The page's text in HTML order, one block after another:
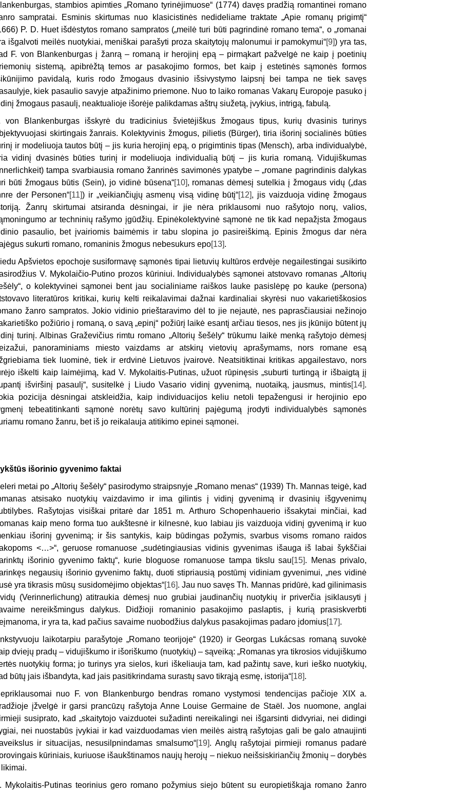
stambios apimties „Romano tyrinėjimuose“ (1774) davęs pradžią romantinei romano
sampratai. Esminis skirtumas nuo klasicistinės nedideliame traktate „Apie romanų prigimtį“
P. D. Huet išdėstytos romano sampratos („meilė turi būti pagrindinė romano tema“, o „romanai
išgalvoti meilės nuotykiai, meniškai parašyti proza skaitytojų malonumui ir pamokymui“[9]) yra tas,
F. von Blankenburgas į žanrą – romaną ir herojinį epą – pirmąkart pažvelgė ne kaip į poetinių
sistemą, apibrėžtą temos ar pasakojimo formos, bet kaip į estetinės sąmonės formos
pavidalą, kuris rodo žmogaus dvasinio išsivystymo laipsnį bei tampa ne tiek savęs
kiek pasaulio savyje atpažinimo priemone. Nuo to laiko romanas Vakarų Europoje pasuko į
žmogaus pasaulį, neaktualioje išorėje palikdamas aštrų siužetą, įvykius, intrigą, fabulą.
von Blankenburgas išskyrė du tradicinius švietėjiškus žmogaus tipus, kurių dvasinis turinys
skirtingais žanrais. Kolektyvinis žmogus, pilietis (Bürger), tiria išorinį socialinės būties
ir modeliuoja tautos būtį – jis kuria herojinį epą, o prigimtinis tipas (Mensch), arba individualybė,
vidinį dvasinės būties turinį ir modeliuoja individualią būtį – jis kuria romaną. Vidujiškumas
tampa svarbiausia romano žanrinės savimonės ypatybe – „romane pagrindinis dalykas
būti žmogaus būtis (Sein), jo vidinė būsena“[10], romanas dėmesį sutelkia į žmogaus vidų („das
der Personen“[11]) ir „veikiančiųjų asmenų visą vidinę būtį“[12], jis vaizduoja vidinę žmogaus
Žanrų skirtumai atsiranda dėsningai, ir jie nėra priklausomi nuo rašytojo norų, valios,
ar techninių rašymo įgūdžių. Epinėkolektyvinė sąmonė ne tik kad nepažįsta žmogaus
pasaulio, bet įvairiomis baimėmis ir tabu slopina jo pasireiškimą. Epinis žmogus dar nėra
sukurti romano, romaninis žmogus nebesukurs epo[13].
Apšvietos epochoje susiformavę sąmonės tipai lietuvių kultūros erdvėje negailestingai susikirto
V. Mykolaičio-Putino prozos kūriniui. Individualybės sąmonei atstovavo romanas „Altorių
o kolektyvinei sąmonei bent jau socialiniame raiškos lauke pasislėpę po kauke (persona)
literatūros kritikai, kurių kelti reikalavimai dažnai kardinaliai skyrėsi nuo vakarietiškosios
žanro sampratos. Jokio vidinio prieštaravimo dėl to jie nejautė, nes paprasčiausiai nežinojo
požiūrio į romaną, o savą „epinį“ požiūrį laikė esantį arčiau tiesos, nes jis įkūnijo būtent jų
turinį. Albinas Graževičius rimtu romano „Altorių šešėly“ trūkumu laikė menką rašytojo dėmesį
panoraminiams miesto vaizdams ar atskirų vietovių aprašymams, nors romane esą
tiek luominė, tiek ir erdvinė Lietuvos įvairovė. Neatsitiktinai kritikas apgailestavo, nors
iškelti kaip laimėjimą, kad V. Mykolaitis-Putinas, užuot rūpinęsis „suburti turtingą ir išbaigtą jį
išviršinį pasaulį“, susitelkė į Liudo Vasario vidinį gyvenimą, nuotaiką, jausmus, mintis[14].
pozicija dėsningai atskleidžia, kaip individuacijos keliu netoli tepažengusi ir herojinio epo
tebeatitinkanti sąmonė norėtų savo kultūrinį pajėgumą įrodyti individualybės sąmonės
romano žanru, bet iš jo reikalauja atitikimo epinei sąmonei.
išorinio gyvenimo faktai
metai po „Altorių šešėly“ pasirodymo straipsnyje „Romano menas“ (1939) Th. Mannas teigė, kad
atsisako nuotykių vaizdavimo ir ima gilintis į vidinį gyvenimą ir dvasinių išgyvenimų
Rašytojas visiškai pritarė dar 1851 m. Arthuro Schopenhauerio išsakytai minčiai, kad
kaip meno forma tuo aukštesnė ir kilnesnė, kuo labiau jis vaizduoja vidinį gyvenimą ir kuo
išorinį gyvenimą; ir šis santykis, kaip būdingas požymis, svarbus visoms romano raidos
<…>“, geruose romanuose „sudėtingiausias vidinis gyvenimas išauga iš labai šykščiai
išorinio gyvenimo faktų“, kurie bloguose romanuose tampa tikslu sau[15]. Menas privalo,
negausių išorinio gyvenimo faktų, duoti stipriausią postūmį vidiniam gyvenimui, „nes vidinė
yra tikrasis mūsų susidomėjimo objektas“[16]. Jau nuo savęs Th. Mannas pridūrė, kad gilinimasis
(Verinnerlichung) atitraukia dėmesį nuo grubiai jaudinančių nuotykių ir priverčia įsiklausyti į
nereikšmingus dalykus. Didžioji romaninio pasakojimo paslaptis, į kurią prasiskverbti
ir yra ta, kad pačius savaime nuobodžius dalykus pasakojimas padaro įdomius[17].
laikotarpiu parašytoje „Romano teorijoje“ (1920) ir Georgas Lukácsas romaną suvokė
dviejų pradų – vidujiškumo ir išoriškumo (nuotykių) – sąveiką: „Romanas yra tikrosios vidujiškumo
nuotykių forma; jo turinys yra sielos, kuri iškeliauja tam, kad pažintų save, kuri ieško nuotykių,
būtų jais išbandyta, kad jais pasitikrindama surastų savo tikrąją esmę, istorija“[18].
nuo F. von Blankenburgo bendras romano vystymosi tendencijas pačioje XIX a.
įžvelgė ir garsi prancūzų rašytoja Anne Louise Germaine de Staël. Jos nuomone, anglai
susiprato, kad „skaitytojo vaizduotei sužadinti nereikalingi nei išgarsinti didvyriai, nei didingi
nei nuostabūs įvykiai ir kad vaizduodamas vien meilės aistrą rašytojas gali be galo atnaujinti
ir situacijas, nesusilpnindamas smalsumo“[19]. Anglų rašytojai pirmieji romanus padarė
kūriniais, kuriuose išaukštinamos naujų herojų – niekuo neišsiskiriančių žmonių – dorybės
likimai.
Mykolaitis-Putinas teorinius gero romano požymius siejo būtent su europietiškąja romano žanro